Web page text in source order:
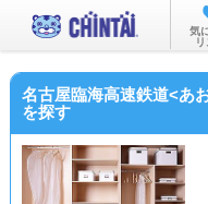
気
名古屋臨海高速鉄道<あ
を探す